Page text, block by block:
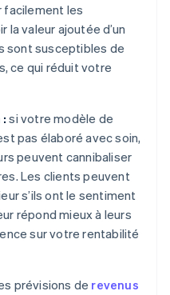
facilement les
valeur ajoutée d’un
sont susceptibles de
ce qui réduit votre
si votre modèle de
pas élaboré avec soin,
peuvent cannibaliser
Les clients peuvent
s’ils ont le sentiment
répond mieux à leurs
sur votre rentabilité
prévisions de revenus